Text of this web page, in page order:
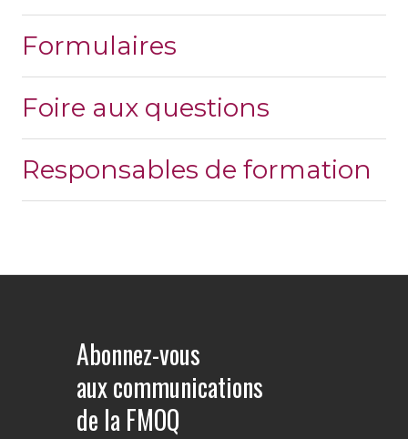
Formulaires
Foire aux questions
Responsables de formation
Abonnez-vous
aux communications
de la FMOQ